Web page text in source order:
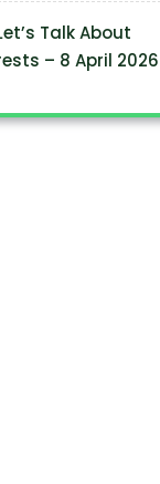
Talk About
– 8 April 2026